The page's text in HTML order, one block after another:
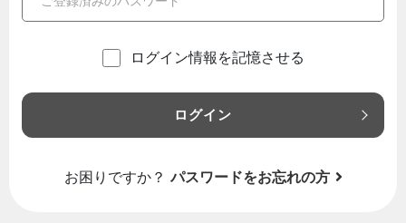
ログイン情報を記憶させる
ログイン
お困りですか？ パスワードをお忘れの方